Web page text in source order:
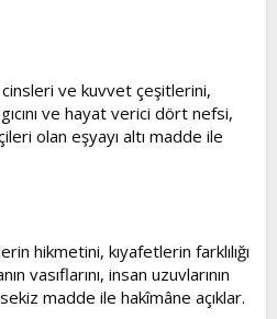
ve kuvvet çeşitlerini,
ve hayat verici dört nefsi,
olan eşyayı altı madde ile
hikmetini, kıyafetlerin farklılığı
vasıflarını, insan uzuvlarının
madde ile hakîmâne açıklar.